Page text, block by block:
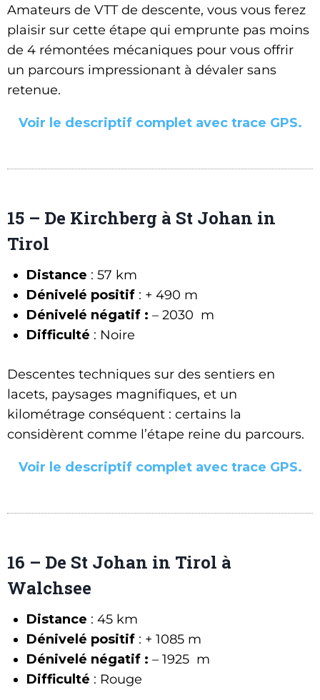
Amateurs de VTT de descente, vous vous ferez
plaisir sur cette étape qui emprunte pas moins
de 4 rémontées mécaniques pour vous offrir
un parcours impressionant à dévaler sans
retenue.
Voir le descriptif complet avec trace GPS.
15 – De Kirchberg à St Johan in
Tirol
Distance : 57 km
Dénivelé positif : + 490 m
Dénivelé négatif : – 2030 m
Difficulté : Noire
Descentes techniques sur des sentiers en
lacets, paysages magnifiques, et un
kilométrage conséquent : certains la
considèrent comme l’étape reine du parcours.
Voir le descriptif complet avec trace GPS.
16 – De St Johan in Tirol à
Walchsee
Distance : 45 km
Dénivelé positif : + 1085 m
Dénivelé négatif : – 1925 m
Difficulté : Rouge